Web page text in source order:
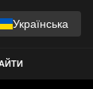
Українська